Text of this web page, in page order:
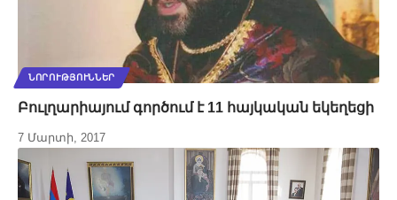
ՆՈՐՈՒԹՅՈՒՆՆԵՐ
Բուլղարիայում գործում է 11 հայկական եկեղեցի
7 Մարտի, 2017